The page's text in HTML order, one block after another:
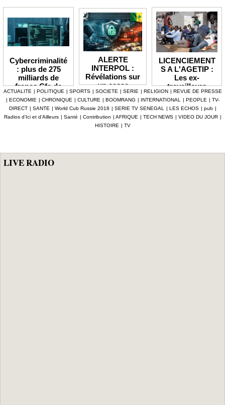
Cybercriminalité
: plus de 275
milliards de
francs Cfa de
pertes
enregistrées en
Afrique depuis
2024 (Interpol)
ALERTE
INTERPOL :
Révélations sur
un casse
numérique à 4,7
milliards F Cfa
ciblant le
secteur pétrolier
au Sénégal
LICENCIEMENT
S A L'AGETIP :
Les ex-
travailleurs
dénoncent une
gestion
«népotique» et
interpellent le
ACTUALITE | POLITIQUE | SPORTS | SOCIETE | SERIE | RELIGION | REVUE DE PRESSE
| ECONOMIE | CHRONIQUE | CULTURE | BOOMRANG | INTERNATIONAL | PEOPLE | TV-
DIRECT | SANTE | World Cub Russie 2018 | SERIE TV SENEGAL | LES ECHOS | pub |
Radios d’Ici et d’Ailleurs | Santé | Contribution | AFRIQUE | TECH NEWS | VIDEO DU JOUR |
HISTOIRE | TV
LIVE RADIO